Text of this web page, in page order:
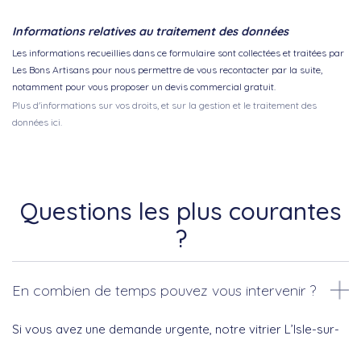
Informations relatives au traitement des données
Les informations recueillies dans ce formulaire sont collectées et traitées par
Les Bons Artisans pour nous permettre de vous recontacter par la suite,
notamment pour vous proposer un devis commercial gratuit.
Plus d'informations sur vos droits, et sur la gestion et le traitement des
données ici.
Questions les plus courantes
?
En combien de temps pouvez vous intervenir ?
Si vous avez une demande urgente, notre vitrier L’Isle-sur-